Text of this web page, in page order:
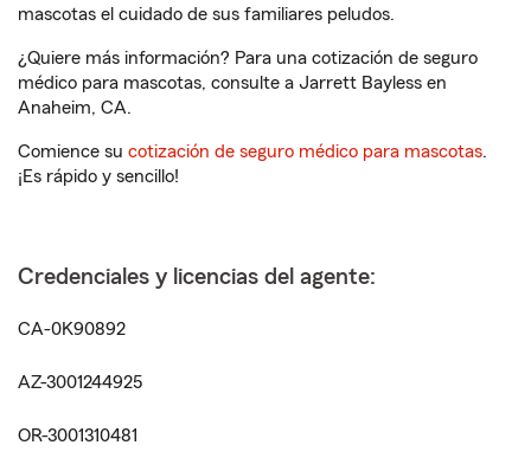
mascotas el cuidado de sus familiares peludos.
¿Quiere más información? Para una cotización de seguro
médico para mascotas, consulte a Jarrett Bayless en
Anaheim, CA.
Comience su cotización de seguro médico para mascotas.
¡Es rápido y sencillo!
Credenciales y licencias del agente:
CA-0K90892
AZ-3001244925
OR-3001310481